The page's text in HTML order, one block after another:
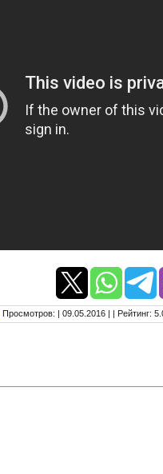
Просмотров: | 09.05.2016 | | Рейтинг: